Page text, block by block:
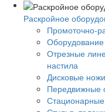
Раскройное
Промоточно-
Отрезные
настила
Дисковые ножи
Передвижные